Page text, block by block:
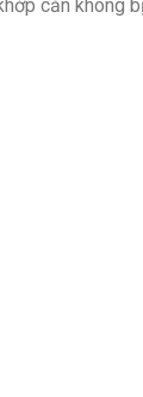
cắn không